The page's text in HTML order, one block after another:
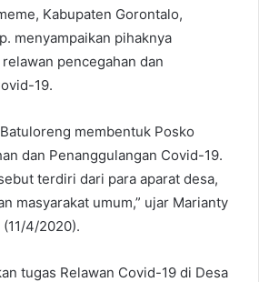
Kabupaten Gorontalo,
menyampaikan pihaknya
pencegahan dan
19.
membentuk Posko
dan Penanggulangan Covid-19.
terdiri dari para aparat desa,
masyarakat umum,” ujar Marianty
4/2020).
tugas Relawan Covid-19 di Desa